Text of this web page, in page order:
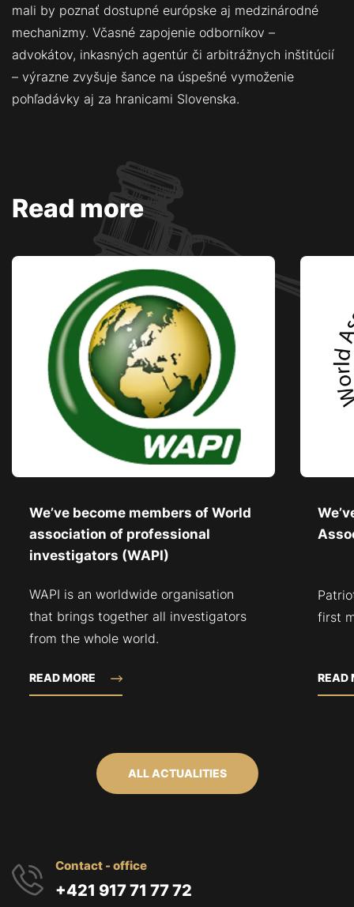
mali by poznať dostupné európske aj medzinárodné
mechanizmy. Včasné zapojenie odborníkov –
advokátov, inkasných agentúr či arbitrážnych inštitúcií
– výrazne zvyšuje šance na úspešné vymoženie
pohľadávky aj za hranicami Slovenska.
Read more
We’ve become members of World
association of professional
investigators (WAPI)
WAPI is an worldwide organisation
that brings together all investigators
from the whole world.
READ MORE
first
READ
ALL ACTUALITIES
Contact - office
+421 917 71 77 72